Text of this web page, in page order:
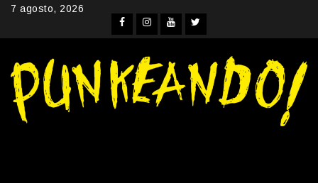
Skip7 agosto, 2026
Facebook
Instagram
YouTube
Twitter